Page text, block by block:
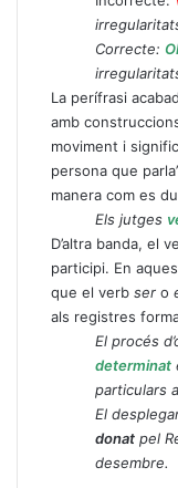
Correcte:
La perífrasi
amb
moviment i
persona que
manera com es
Els jutges
D’altra banda, el
participi. En
que el verb ser o
als registres
El procés
determinat
particulars
El
donat pel
desembre.